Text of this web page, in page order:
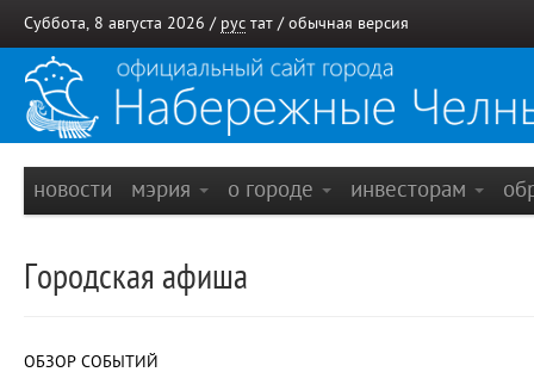
Суббота, 8 августа 2026 / рус тат / обычная версия
новости мэрия о городе инвесторам
Городская афиша
ОБЗОР СОБЫТИЙ